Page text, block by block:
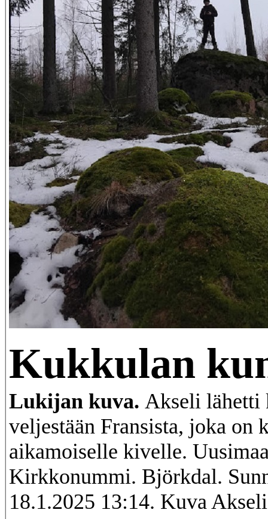
Kukkulan
Lukijan kuva. Akseli lähetti
veljestään Fransista, joka on
aikamoiselle kivelle.
Kirkkonummi. Björkdal.
18.1.2025 13:14. Kuva